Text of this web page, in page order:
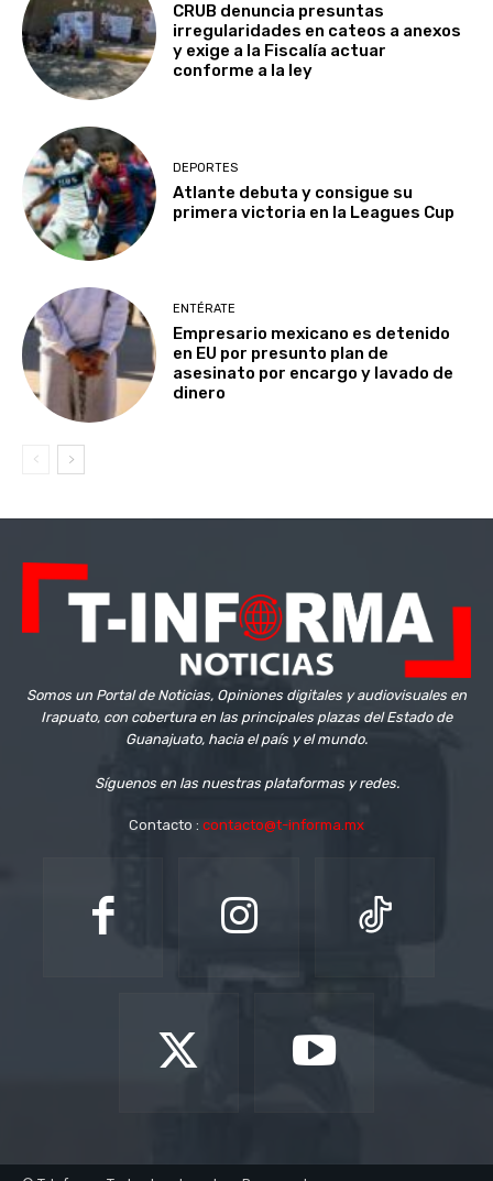
CRUB denuncia presuntas
irregularidades en cateos a anexos
y exige a la Fiscalía actuar
conforme a la ley
DEPORTES
Atlante debuta y consigue su
primera victoria en la Leagues Cup
ENTÉRATE
Empresario mexicano es detenido
en EU por presunto plan de
asesinato por encargo y lavado de
dinero
Somos un Portal de Noticias, Opiniones digitales y audiovisuales en
Irapuato, con cobertura en las principales plazas del Estado de
Guanajuato, hacia el país y el mundo.
Síguenos en las nuestras plataformas y redes.
Contacto : contacto@t-informa.mx